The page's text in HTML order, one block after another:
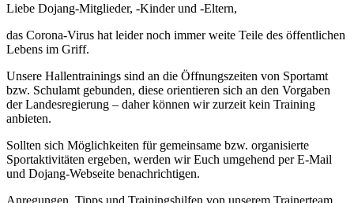
Liebe Dojang-Mitglieder, -Kinder und -Eltern,
das Corona-Virus hat leider noch immer weite Teile des öffentlichen
Lebens im Griff.
Unsere Hallentrainings sind an die Öffnungszeiten von Sportamt
bzw. Schulamt gebunden, diese orientieren sich an den Vorgaben
der Landesregierung – daher können wir zurzeit kein Training
anbieten.
Sollten sich Möglichkeiten für gemeinsame bzw. organisierte
Sportaktivitäten ergeben, werden wir Euch umgehend per E-Mail
und Dojang-Webseite benachrichtigen.
Anregungen, Tipps und Trainingshilfen von unserem Trainerteam